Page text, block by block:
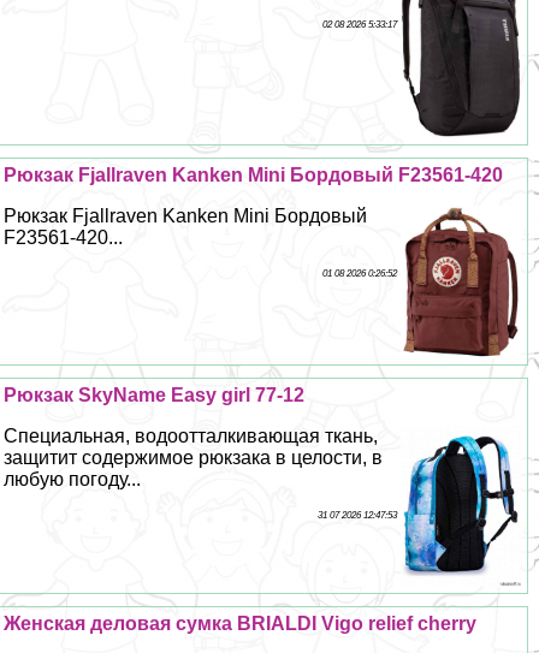
02 08 2026 5:33:17
Рюкзак Fjallraven Kanken Mini Бордовый F23561-420
Рюкзак Fjallraven Kanken Mini Бордовый
F23561-420...
01 08 2026 0:26:52
Рюкзак SkyName Easy girl 77-12
Специальная, водоотталкивающая ткань,
защитит содержимое рюкзака в целости, в
любую погоду...
31 07 2026 12:47:53
Женская деловая сумка BRIALDI Vigo relief cherry